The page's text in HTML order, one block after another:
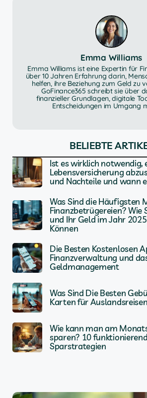
Emma Williams
Emma Williams ist eine Expertin für
über 10 Jahren Erfahrung darin,
helfen, ihre Beziehung zum Geld zu
GoFinance365 schreibt sie über
finanzieller Grundlagen, digitale
Entscheidungen im Umgang
BELIEBTE
Ist es wirklich notwendig,
Lebensversicherung
und Nachteile und wann
Was Sind die Häufigsten
Finanzbetrügereien? Wie
und Ihr Geld im Jahr
Können
Die Besten Kostenlosen
Finanzverwaltung und
Geldmanagement
Was Sind Die Besten
Karten für
Wie kann man am
sparen? 10
Sparstrategien